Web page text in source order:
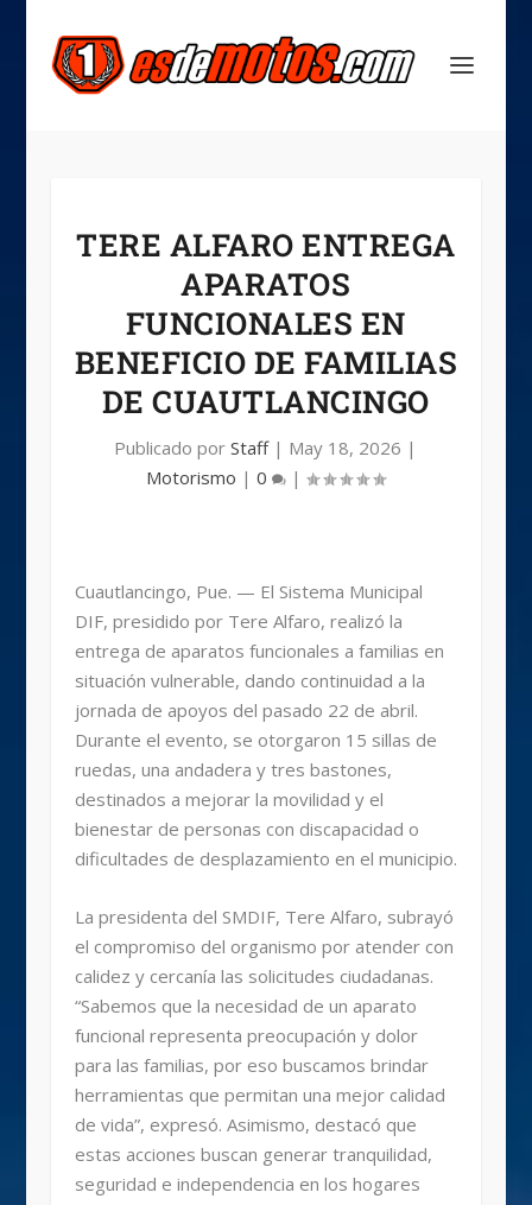
TERE ALFARO ENTREGA
APARATOS
FUNCIONALES EN
BENEFICIO DE FAMILIAS
DE CUAUTLANCINGO
Publicado porStaff| May 18, 2026 |
Motorismo |0 |
Cuautlancingo, Pue. — El Sistema Municipal
DIF, presidido por Tere Alfaro, realizó la
entrega de aparatos funcionales a familias en
situación vulnerable, dando continuidad a la
jornada de apoyos del pasado 22 de abril.
Durante el evento, se otorgaron 15 sillas de
ruedas, una andadera y tres bastones,
destinados a mejorar la movilidad y el
bienestar de personas con discapacidad o
dificultades de desplazamiento en el municipio.
La presidenta del SMDIF, Tere Alfaro, subrayó
el compromiso del organismo por atender con
calidez y cercanía las solicitudes ciudadanas.
“Sabemos que la necesidad de un aparato
funcional representa preocupación y dolor
para las familias, por eso buscamos brindar
herramientas que permitan una mejor calidad
de vida”, expresó. Asimismo, destacó que
estas acciones buscan generar tranquilidad,
seguridad e independencia en los hogares